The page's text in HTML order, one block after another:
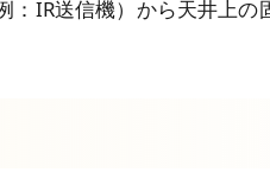
：IR送信機）から天井上